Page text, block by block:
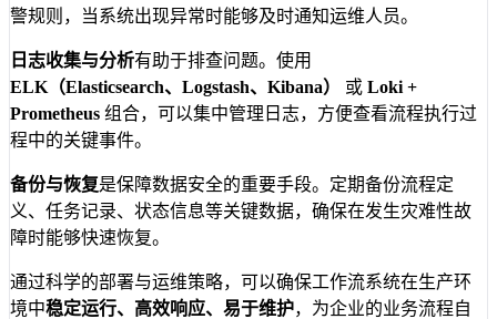
警规则，当系统出现异常时能够及时通知运维人员。
日志收集与分析有助于排查问题。使用
ELK（Elasticsearch、Logstash、Kibana）
或 Loki +
Prometheus 组合，可以集中管理日志，方便查看流程执行过
程中的关键事件。
备份与恢复是保障数据安全的重要手段。定期备份流程定
义、任务记录、状态信息等关键数据，确保在发生灾难性故
障时能够快速恢复。
通过科学的部署与运维策略，可以确保工作流系统在生产环
境中稳定运行、高效响应、易于维护，为企业的业务流程自